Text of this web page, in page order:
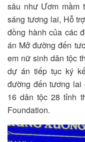
sâu như Ươm mầm
sáng tương lai, Hỗ
đồng hành của các
án Mở đường đến
em nữ sinh dân tộc
dự án tiếp tục ký
đường đến tương lai
16 dân tộc 28 tỉnh
Foundation.